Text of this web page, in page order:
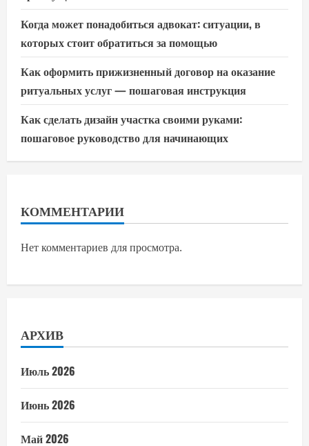
Когда может понадобиться адвокат: ситуации, в
которых стоит обратиться за помощью
Как оформить прижизненный договор на оказание
ритуальных услуг — пошаговая инструкция
Как сделать дизайн участка своими руками:
пошаговое руководство для начинающих
КОММЕНТАРИИ
Нет комментариев для просмотра.
АРХИВ
Июль 2026
Июнь 2026
Май 2026